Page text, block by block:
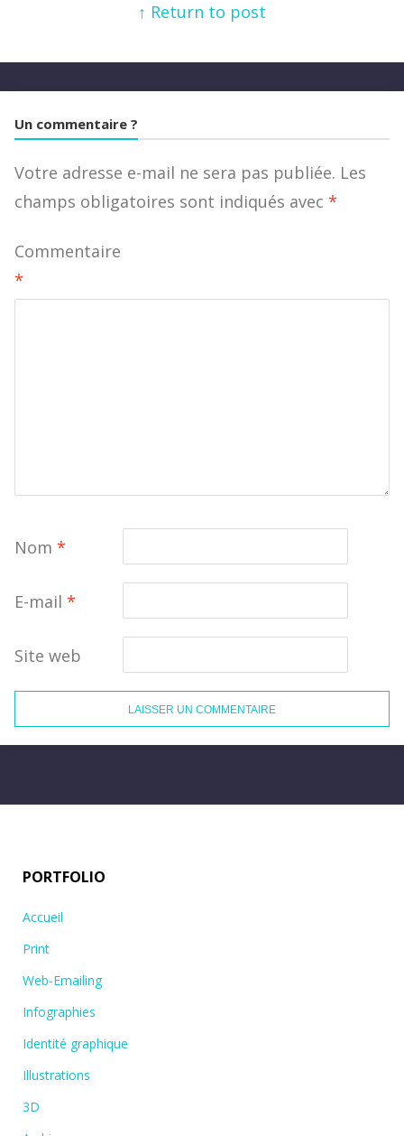
↑ Return to post
Un commentaire ?
Votre adresse e-mail ne sera pas publiée. Les
champs obligatoires sont indiqués avec *
Commentaire
*
Nom *
E-mail *
Site web
PORTFOLIO
Accueil
Print
Web-Emailing
Infographies
Identité graphique
Illustrations
3D